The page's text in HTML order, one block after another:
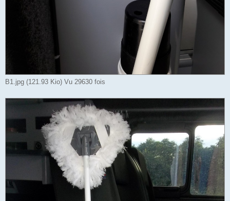
B1.jpg (121.93 Kio) Vu 29630 fois